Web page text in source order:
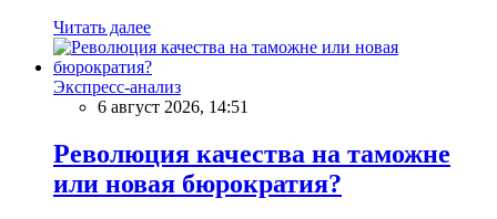
Читать далее
Экспресс-анализ
6 август 2026, 14:51
Революция качества на таможне
или новая бюрократия?